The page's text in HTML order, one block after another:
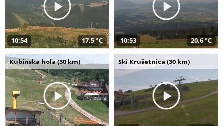
10:54 17,5 °C 10:53 20,6 °C
Kubínska hoľa (30 km) Ski Krušetnica (30 km)